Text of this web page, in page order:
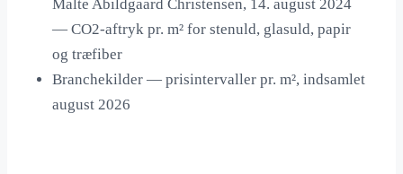
Malte Abildgaard Christensen, 14. august 2024
— CO2-aftryk pr. m² for stenuld, glasuld, papir
og træfiber
Branchekilder — prisintervaller pr. m², indsamlet
august 2026